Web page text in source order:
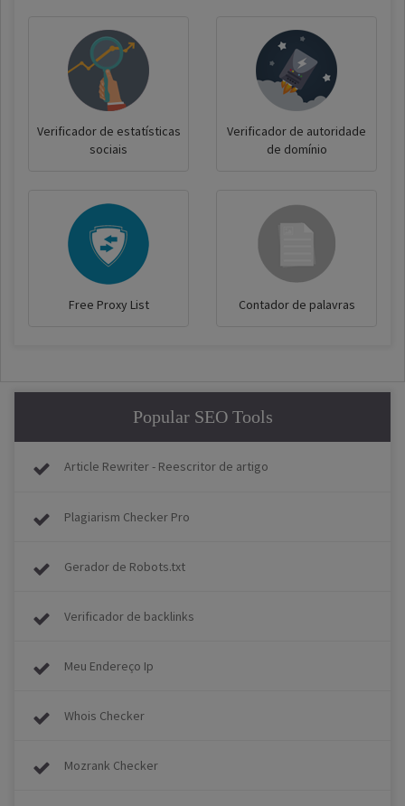
Verificador de estatísticas
sociais
Verificador de autoridade
de domínio
Free Proxy List Contador de palavras
Popular SEO Tools
Article Rewriter - Reescritor de artigo
Plagiarism Checker Pro
Gerador de Robots.txt
Verificador de backlinks
Meu Endereço Ip
Whois Checker
Mozrank Checker